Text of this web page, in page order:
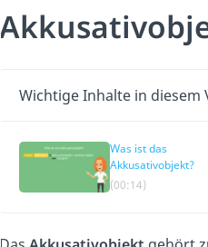
Wichtige Inhalte in diesem
Was ist das
Akkusativobjekt?
(00:14)